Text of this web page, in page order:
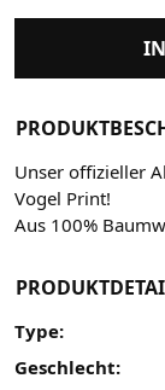
Unser offizieller
Vogel Print!
Aus 100%
Type:
Geschlecht: